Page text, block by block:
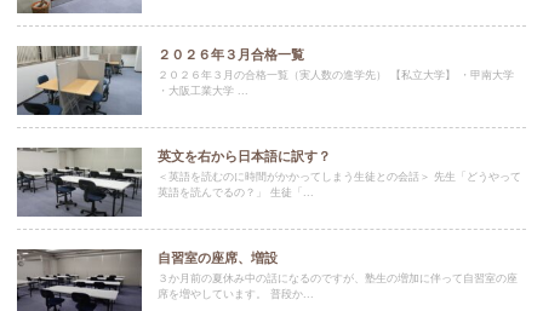
２０２６年３月合格一覧
２０２６年３月の合格一覧（実人数の進学先） 【私立大学】 ・甲南大学
・大阪工業大学 ...
英文を右から日本語に訳す？
＜英語を読むのに時間がかかってしまう生徒との会話＞ 先生「どうやって
英語を読んでるの？」 生徒「...
自習室の座席、増設
３か月前の夏休み中の話になるのですが、塾生の増加に伴って自習室の座
席を増やしています。 普段か...